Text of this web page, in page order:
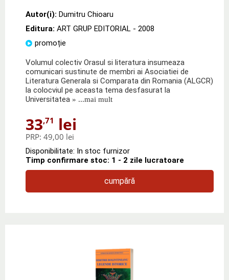
Autor(i): Dumitru Chioaru
Editura: ART GRUP EDITORIAL - 2008
promoție
Volumul colectiv Orasul si literatura insumeaza
comunicari sustinute de membri ai Asociatiei de
Literatura Generala si Comparata din Romania (ALGCR)
la colocviul pe aceasta tema desfasurat la
Universitatea » ...mai mult
33,71 lei
PRP: 49,00 lei
Disponibilitate: In stoc furnizor
Timp confirmare stoc: 1 - 2 zile lucratoare
cumpără